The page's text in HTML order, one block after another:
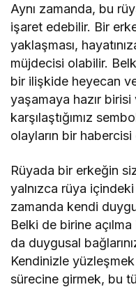
Aynı zamanda, bu
işaret edebilir. Bir
yaklaşması,
müjdecisi olabilir.
bir ilişkide heyecan
yaşamaya hazır
karşılaştığımız
olayların bir
Rüyada bir erkeğin
yalnızca rüya
zamanda kendi
Belki de birine
da duygusal
Kendinizle
sürecine girmek, bu